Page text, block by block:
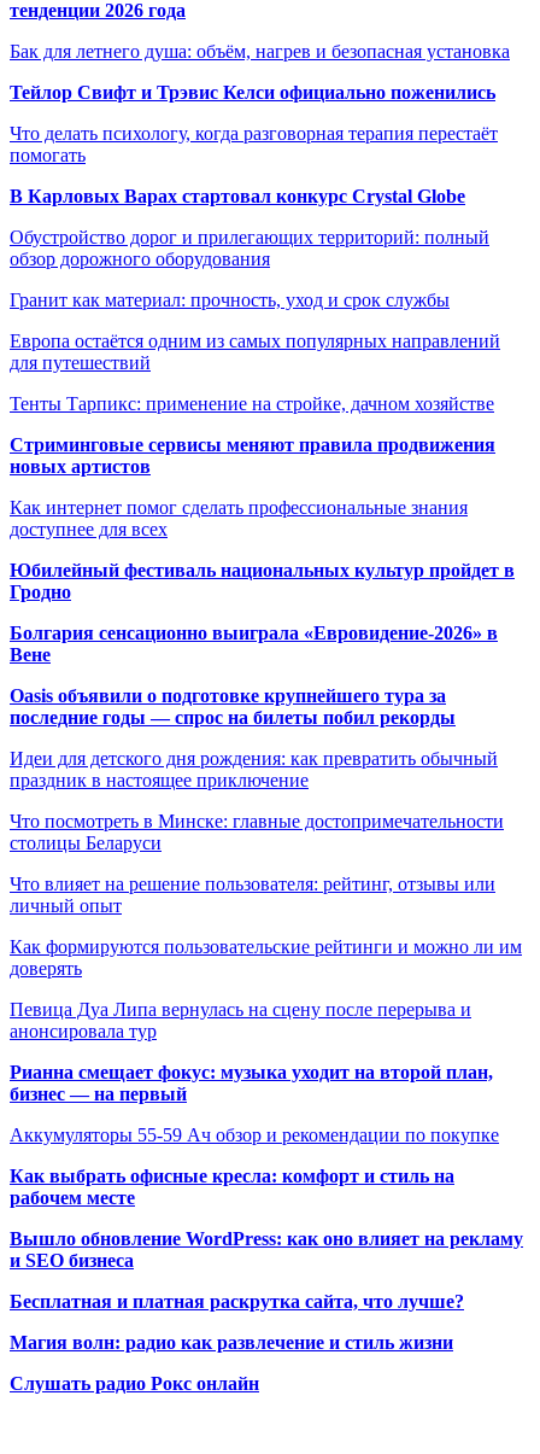
тенденции 2026 года
Бак для летнего душа: объём, нагрев и безопасная установка
Тейлор Свифт и Трэвис Келси официально поженились
Что делать психологу, когда разговорная терапия перестаёт
помогать
В Карловых Варах стартовал конкурс Crystal Globe
Обустройство дорог и прилегающих территорий: полный
обзор дорожного оборудования
Гранит как материал: прочность, уход и срок службы
Европа остаётся одним из самых популярных направлений
для путешествий
Тенты Тарпикс: применение на стройке, дачном хозяйстве
Стриминговые сервисы меняют правила продвижения
новых артистов
Как интернет помог сделать профессиональные знания
доступнее для всех
Юбилейный фестиваль национальных культур пройдет в
Гродно
Болгария сенсационно выиграла «Евровидение-2026» в
Вене
Oasis объявили о подготовке крупнейшего тура за
последние годы — спрос на билеты побил рекорды
Идеи для детского дня рождения: как превратить обычный
праздник в настоящее приключение
Что посмотреть в Минске: главные достопримечательности
столицы Беларуси
Что влияет на решение пользователя: рейтинг, отзывы или
личный опыт
Как формируются пользовательские рейтинги и можно ли им
доверять
Певица Дуа Липа вернулась на сцену после перерыва и
анонсировала тур
Рианна смещает фокус: музыка уходит на второй план,
бизнес — на первый
Аккумуляторы 55-59 Ач обзор и рекомендации по покупке
Как выбрать офисные кресла: комфорт и стиль на
рабочем месте
Вышло обновление WordPress: как оно влияет на рекламу
и SEO бизнеса
Бесплатная и платная раскрутка сайта, что лучше?
Магия волн: радио как развлечение и стиль жизни
Слушать радио Рокс онлайн